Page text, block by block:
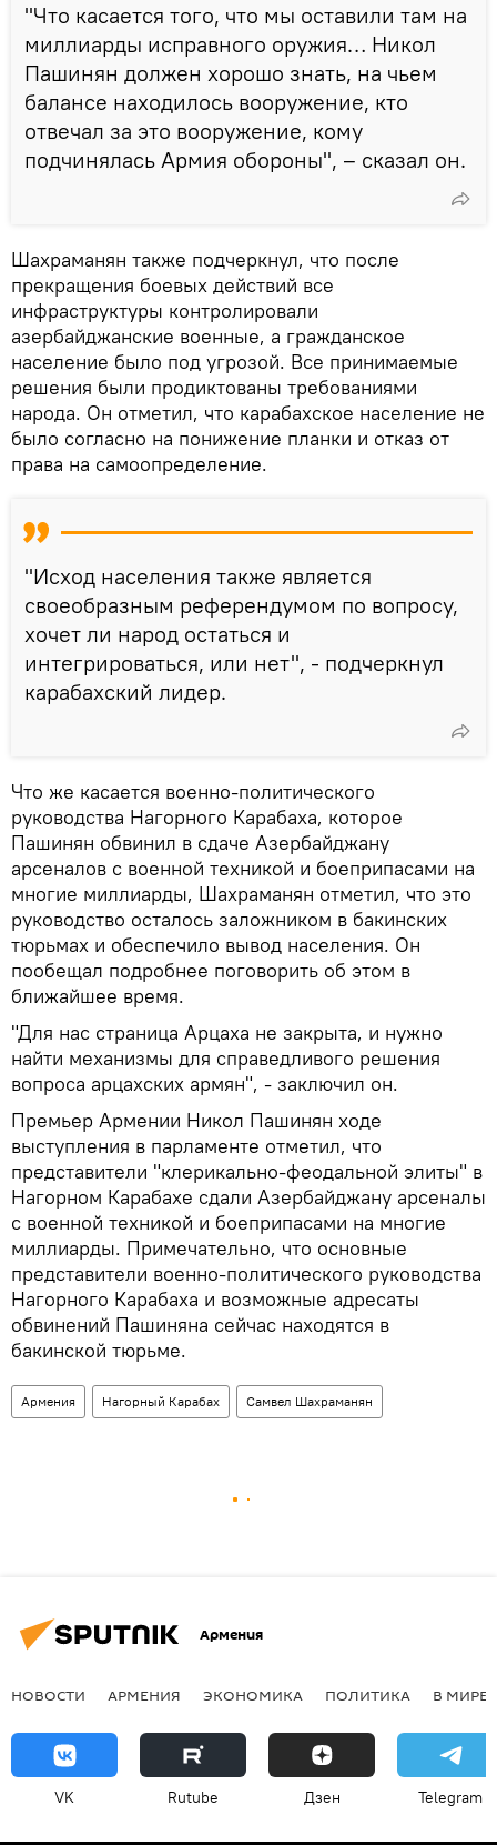
"Что касается того, что мы оставили там на
миллиарды исправного оружия… Никол
Пашинян должен хорошо знать, на чьем
балансе находилось вооружение, кто
отвечал за это вооружение, кому
подчинялась Армия обороны", – сказал он.
Шахраманян также подчеркнул, что после
прекращения боевых действий все
инфраструктуры контролировали
азербайджанские военные, а гражданское
население было под угрозой. Все принимаемые
решения были продиктованы требованиями
народа. Он отметил, что карабахское население не
было согласно на понижение планки и отказ от
права на самоопределение.
"Исход населения также является
своеобразным референдумом по вопросу,
хочет ли народ остаться и
интегрироваться, или нет", - подчеркнул
карабахский лидер.
Что же касается военно-политического
руководства Нагорного Карабаха, которое
Пашинян обвинил в сдаче Азербайджану
арсеналов с военной техникой и боеприпасами на
многие миллиарды, Шахраманян отметил, что это
руководство осталось заложником в бакинских
тюрьмах и обеспечило вывод населения. Он
пообещал подробнее поговорить об этом в
ближайшее время.
"Для нас страница Арцаха не закрыта, и нужно
найти механизмы для справедливого решения
вопроса арцахских армян", - заключил он.
Премьер Армении Никол Пашинян ходе
выступления в парламенте отметил, что
представители "клерикально-феодальной элиты" в
Нагорном Карабахе сдали Азербайджану арсеналы
с военной техникой и боеприпасами на многие
миллиарды. Примечательно, что основные
представители военно-политического руководства
Нагорного Карабаха и возможные адресаты
обвинений Пашиняна сейчас находятся в
бакинской тюрьме.
Армения Нагорный Карабах Самвел Шахраманян
Армения
НОВОСТИ АРМЕНИЯ ЭКОНОМИКА ПОЛИТИКА В МИРЕ
VK Rutube Дзен Telegram